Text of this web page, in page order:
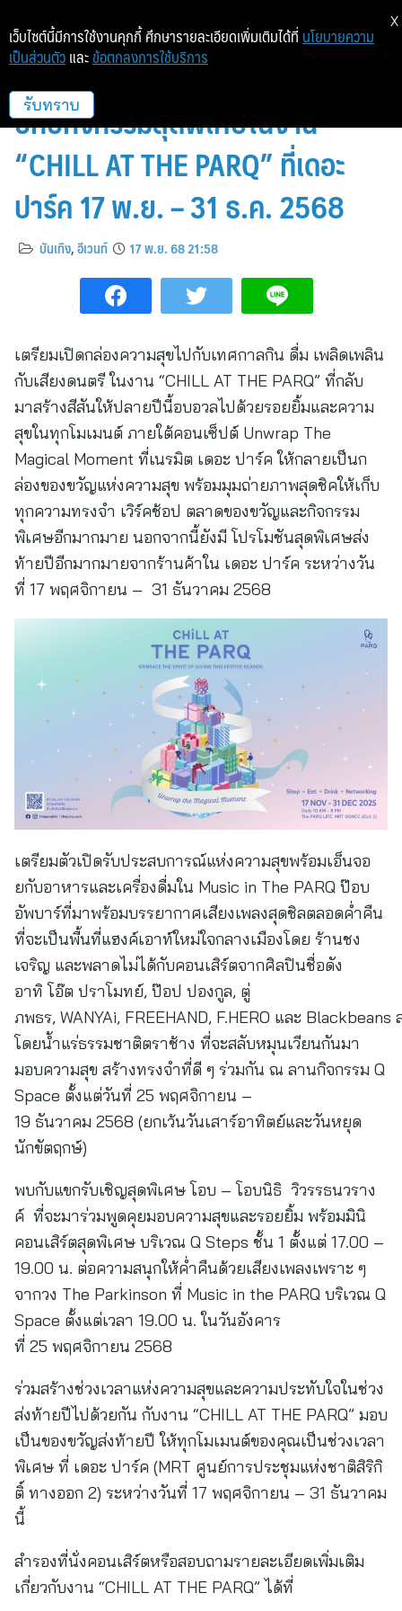
เปิดรับโมเมนต์แห่งความสุข ส่งท้าย
ปีกับกิจกรรมสุดพิเศษในงาน
“CHILL AT THE PARQ” ที่เดอะ
ปาร์ค 17 พ.ย. – 31 ธ.ค. 2568
บันเทิง,อีเวนท์ 17 พ.ย. 68 21:58
เตรียมเปิดกล่องความสุขไปกับเทศกาลกิน ดื่ม เพลิดเพลิน
กับเสียงดนตรี ในงาน “CHILL AT THE PARQ” ที่กลับ
มาสร้างสีสันให้ปลายปีนี้อบอวลไปด้วยรอยยิ้มและความ
สุขในทุกโมเมนต์ ภายใต้คอนเซ็ปต์ Unwrap The
Magical Moment ที่เนรมิต เดอะ ปาร์ค ให้กลายเป็นก
ล่องของขวัญแห่งความสุข พร้อมมุมถ่ายภาพสุดชิคให้เก็บ
ทุกความทรงจำ เวิร์คช้อป ตลาดของขวัญและกิจกรรม
พิเศษอีกมากมาย นอกจากนี้ยังมี โปรโมชันสุดพิเศษส่ง
ท้ายปีอีกมากมายจากร้านค้าใน เดอะ ปาร์ค ระหว่างวัน
ที่ 17 พฤศจิกายน – 31 ธันวาคม 2568
เตรียมตัวเปิดรับประสบการณ์แห่งความสุขพร้อมเอ็นจอ
ยกับอาหารและเครื่องดื่มใน Music in The PARQ ป๊อบ
อัพบาร์ที่มาพร้อมบรรยากาศเสียงเพลงสุดชิลตลอดค่ำคืน
ที่จะเป็นพื้นที่แฮงค์เอาท์ใหม่ใจกลางเมืองโดย ร้านชง
เจริญ และพลาดไม่ได้กับคอนเสิร์ตจากศิลปินชื่อดัง
อาทิ โอ๊ต ปราโมทย์, ป๊อป ปองกูล, ตู่
ภพธร, WANYAi, FREEHAND, F.HERO และ
โดยน้ำแร่ธรรมชาติตราช้าง ที่จะสลับหมุนเวียนกันมา
มอบความสุข สร้างทรงจำที่ดี ๆ ร่วมกัน ณ ลานกิจกรรม Q
Space ตั้งแต่วันที่ 25 พฤศจิกายน –
19 ธันวาคม 2568 (ยกเว้นวันเสาร์อาทิตย์และวันหยุด
นักขัตฤกษ์)
พบกับแขกรับเชิญสุดพิเศษ โอบ – โอบนิธิ วิวรรธนวราง
ค์ ที่จะมาร่วมพูดคุยมอบความสุขและรอยยิ้ม พร้อมมินิ
คอนเสิร์ตสุดพิเศษ บริเวณ Q Steps ชั้น 1 ตั้งแต่ 17.00 –
19.00 น. ต่อความสนุกให้ค่ำคืนด้วยเสียงเพลงเพราะ ๆ
จากวง The Parkinson ที่ Music in the PARQ บริเวณ Q
Space ตั้งแต่เวลา 19.00 น. ในวันอังคาร
ที่ 25 พฤศจิกายน 2568
ร่วมสร้างช่วงเวลาแห่งความสุขและความประทับใจในช่วง
ส่งท้ายปีไปด้วยกัน กับงาน “CHILL AT THE PARQ” มอบ
เป็นของขวัญส่งท้ายปี ให้ทุกโมเมนต์ของคุณเป็นช่วงเวลา
พิเศษ ที่ เดอะ ปาร์ค (MRT ศูนย์การประชุมแห่งชาติสิริกิ
ติ์ ทางออก 2) ระหว่างวันที่ 17 พฤศจิกายน – 31 ธันวาคม
นี้
สำรองที่นั่งคอนเสิร์ตหรือสอบถามรายละเอียดเพิ่มเติม
เกี่ยวกับงาน “CHILL AT THE PARQ” ได้ที่
เว็บไซต์นี้มีการใช้งานคุกกี้ ศึกษารายละเอียดเพิ่มเติมได้ที่ นโยบายความ
เป็นส่วนตัว และ ข้อตกลงการใช้บริการ
รับทราบ
X